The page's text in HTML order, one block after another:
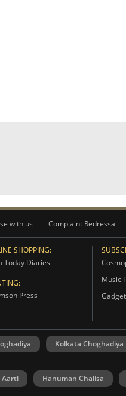
with us Complaint Redressal
SHOPPING:
Today Diaries
Press
Music
Kolkata Choghadiya
Aarti Hanuman Chalisa